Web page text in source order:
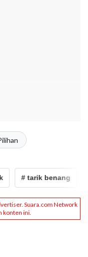
# tarik benang